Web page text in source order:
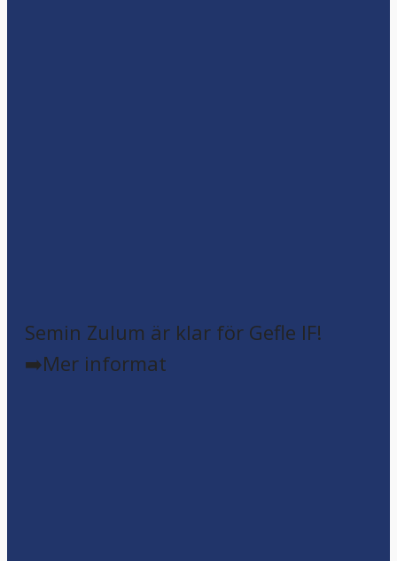
Semin Zulum är klar för Gefle IF!
➡️Mer informat